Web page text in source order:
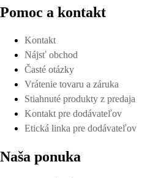
Pomoc a kontakt
Kontakt
Nájsť obchod
Časté otázky
Vrátenie tovaru a záruka
Stiahnuté produkty z predaja
Kontakt pre dodávateľov
Etická linka pre dodávateľov
Naša ponuka